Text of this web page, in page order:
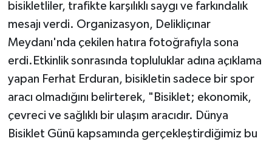
bisikletliler, trafikte karşılıklı saygı ve farkındalık
mesajı verdi. Organizasyon, Delikliçınar
Meydanı'nda çekilen hatıra fotoğrafıyla sona
erdi.Etkinlik sonrasında topluluklar adına açıklama
yapan Ferhat Erduran, bisikletin sadece bir spor
aracı olmadığını belirterek, "Bisiklet; ekonomik,
çevreci ve sağlıklı bir ulaşım aracıdır. Dünya
Bisiklet Günü kapsamında gerçekleştirdiğimiz bu